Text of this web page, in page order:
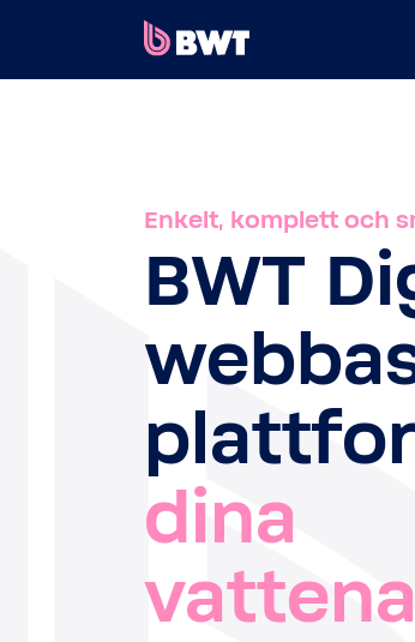
SKICKA IN ETT KIT UTAN KONTO
Enkelt, komplett och
BWT
dina